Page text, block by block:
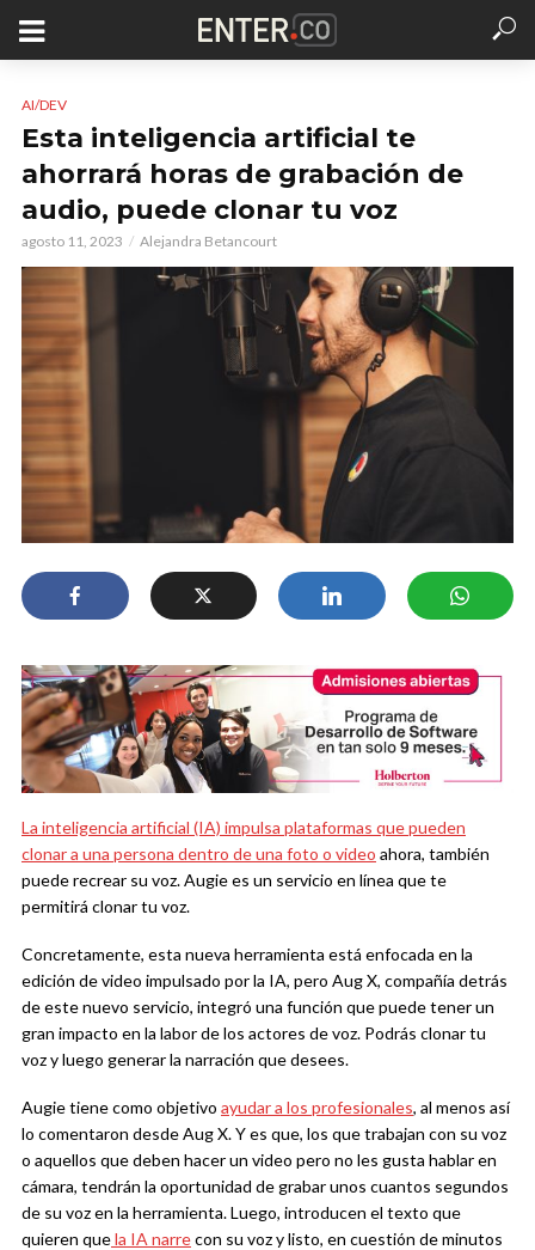
AI/DEV
Esta inteligencia artificial te
ahorrará horas de grabación de
audio, puede clonar tu voz
agosto 11, 2023 Alejandra Betancourt
La inteligencia artificial (IA) impulsa plataformas que pueden
clonar a una persona dentro de una foto o video ahora, también
puede recrear su voz. Augie es un servicio en línea que te
permitirá clonar tu voz.
Concretamente, esta nueva herramienta está enfocada en la
edición de video impulsado por la IA, pero Aug X, compañía detrás
de este nuevo servicio, integró una función que puede tener un
gran impacto en la labor de los actores de voz. Podrás clonar tu
voz y luego generar la narración que desees.
Augie tiene como objetivo ayudar a los profesionales, al menos así
lo comentaron desde Aug X. Y es que, los que trabajan con su voz
o aquellos que deben hacer un video pero no les gusta hablar en
cámara, tendrán la oportunidad de grabar unos cuantos segundos
de su voz en la herramienta. Luego, introducen el texto que
quieren quela IA narrecon su voz y listo, en cuestión de minutos